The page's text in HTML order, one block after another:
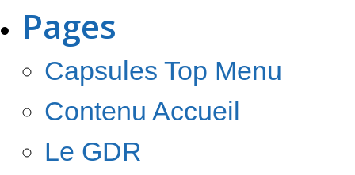
Pages
Capsules Top Menu
Contenu Accueil
Le GDR